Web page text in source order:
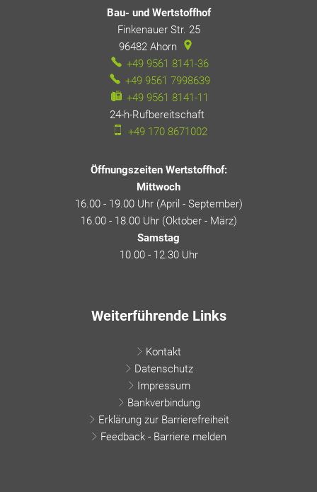
Bau- und Wertstoffhof
Finkenauer Str. 25
96482 Ahorn
+49 9561 8141-36
+49 9561 7998639
+49 9561 8141-11
24-h-Rufbereitschaft
+49 170 8671002
Öffnungszeiten Wertstoffhof:
Mittwoch
16.00 - 19.00 Uhr (April - September)
16.00 - 18.00 Uhr (Oktober - März)
Samstag
10.00 - 12.30 Uhr
Weiterführende Links
Kontakt
Datenschutz
Impressum
Bankverbindung
Erklärung zur Barrierefreiheit
Feedback - Barriere melden